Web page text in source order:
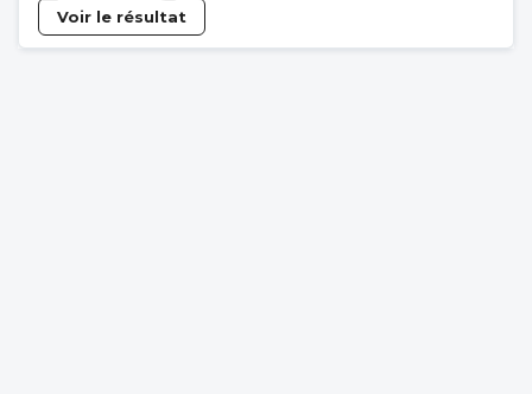
Voir le résultat